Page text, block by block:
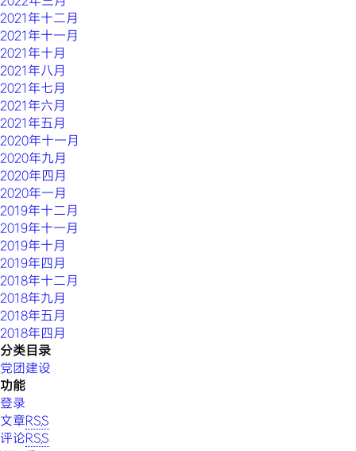
2021年十二月
2021年十一月
2021年十月
2021年八月
2021年七月
2021年六月
2021年五月
2020年十一月
2020年九月
2020年四月
2020年一月
2019年十二月
2019年十一月
2019年十月
2019年四月
2018年十二月
2018年九月
2018年五月
2018年四月
分类目录
党团建设
功能
登录
文章RSS
评论RSS